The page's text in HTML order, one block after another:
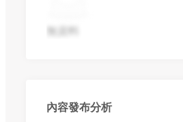
無資料
內容發布分析